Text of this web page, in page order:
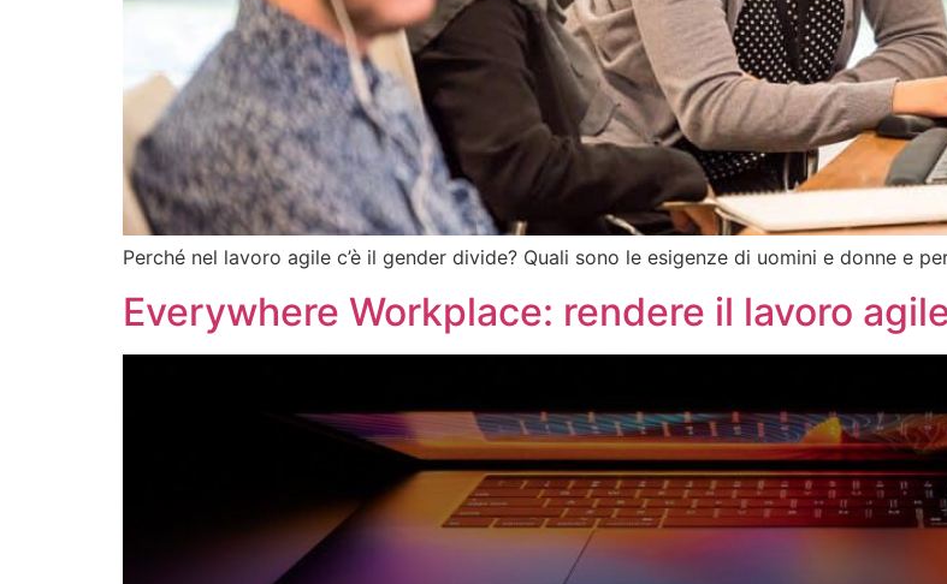
Perché nel lavoro agile c’è il gender divide? Quali sono le esigenze di uomini e donne e
Everywhere Workplace: rendere il lavoro